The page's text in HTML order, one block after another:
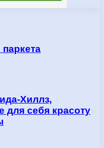
Хиллз,
для себя красоту